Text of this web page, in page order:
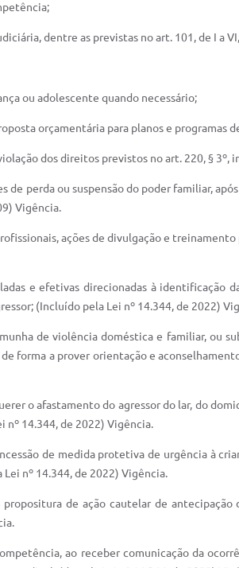
dentre as previstas no art. 101, de I a
ou adolescente quando necessário;
orçamentária para planos e
dos direitos previstos no art. 220, § 3º,
perda ou suspensão do poder familiar,
Vigência.
ações de divulgação e
e efetivas direcionadas à
(Incluído pela Lei nº 14.344, de 2022)
de violência doméstica e familiar, ou
forma a prover orientação e
o afastamento do agressor do lar, do
nº 14.344, de 2022) Vigência.
de medida protetiva de urgência à
nº 14.344, de 2022) Vigência.
de ação cautelar de
ao receber comunicação da